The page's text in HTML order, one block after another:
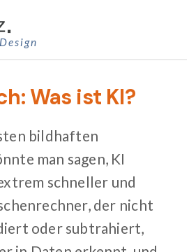
Was ist KI?
bildhaften
man sagen, KI
schneller und
der nicht
oder subtrahiert,